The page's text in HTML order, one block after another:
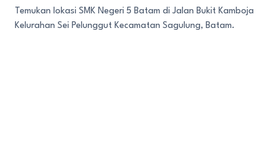
Temukan lokasi SMK Negeri 5 Batam di Jalan Bukit Kamboja
Kelurahan Sei Pelunggut Kecamatan Sagulung, Batam.